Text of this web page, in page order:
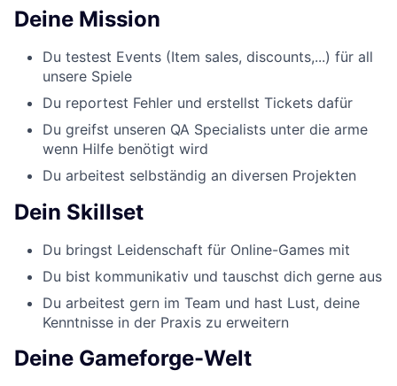
Deine Mission
Du testest Events (Item sales, discounts,...) für all
unsere Spiele
Du reportest Fehler und erstellst Tickets dafür
Du greifst unseren QA Specialists unter die arme
wenn Hilfe benötigt wird
Du arbeitest selbständig an diversen Projekten
Dein Skillset
Du bringst Leidenschaft für Online-Games mit
Du bist kommunikativ und tauschst dich gerne aus
Du arbeitest gern im Team und hast Lust, deine
Kenntnisse in der Praxis zu erweitern
Deine Gameforge-Welt